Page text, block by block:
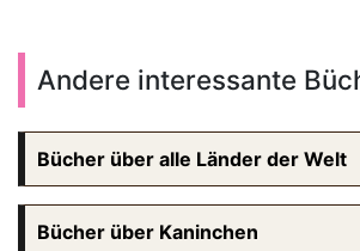
Andere interessante
Bücher über alle Länder der Welt
Bücher über Kaninchen